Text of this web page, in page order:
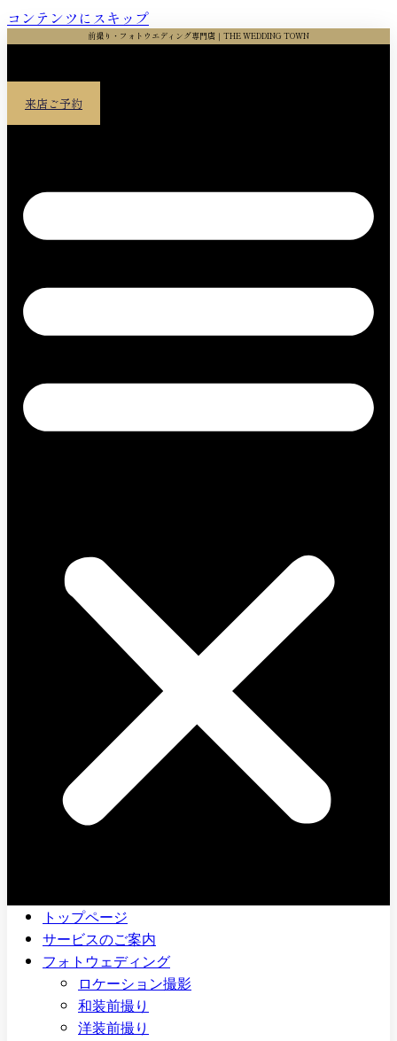
コンテンツにスキップ
前撮り・フォトウエディング専門店｜THE WEDDING TOWN
来店ご予約
トップページ
サービスのご案内
フォトウェディング
ロケーション撮影
和装前撮り
洋装前撮り